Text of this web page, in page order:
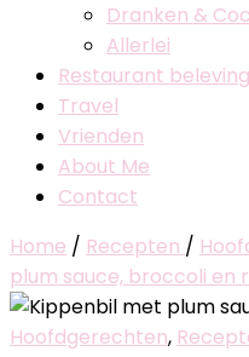
Dranken &
Allerlei
Restaurant
Travel
Vrienden
About Me
Contact
Home / Recepten /
plum sauce, broccoli en
Hoofdgerechten,